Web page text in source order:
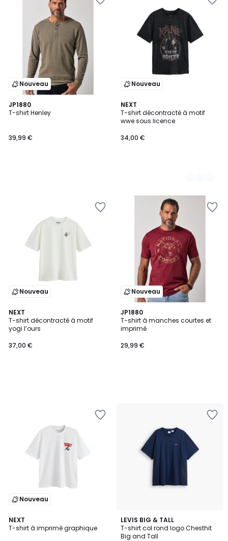
Nouveau
JP1880
T-shirt Henley
39,99 €
Nouveau
NEXT
T-shirt décontracté à motif
wwe sous licence
34,00 €
2
Couleurs
Nouveau
NEXT
T-shirt décontracté à motif
yogi l’ours
37,00 €
Nouveau
JP1880
T-shirt à manches courtes et
imprimé
29,99 €
Nouveau
NEXT
T-shirt à imprimé graphique
LEVIS BIG & TALL
T-shirt col rond logo Chesthit
Big and Tall
4,5
/ 5
2
Couleurs